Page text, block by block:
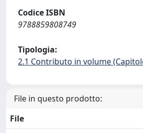
Codice ISBN
9788859808749
Tipologia:
2.1 Contributo in volume
File in questo prodotto:
File